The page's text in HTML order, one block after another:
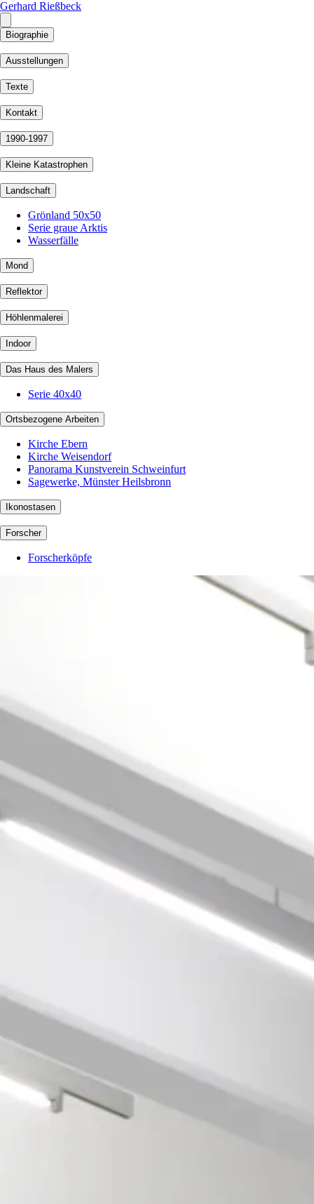
Gerhard Rießbeck
Biographie
Ausstellungen
Texte
Kontakt
1990-1997
Kleine Katastrophen
Landschaft
Grönland 50x50
Serie graue Arktis
Wasserfälle
Mond
Reflektor
Höhlenmalerei
Indoor
Das Haus des Malers
Serie 40x40
Ortsbezogene Arbeiten
Kirche Ebern
Kirche Weisendorf
Panorama Kunstverein Schweinfurt
Sagewerke, Münster Heilsbronn
Ikonostasen
Forscher
Forscherköpfe